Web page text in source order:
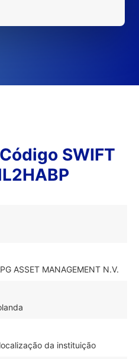
SWIFT
ASSET MANAGEMENT N.V.
da instituição